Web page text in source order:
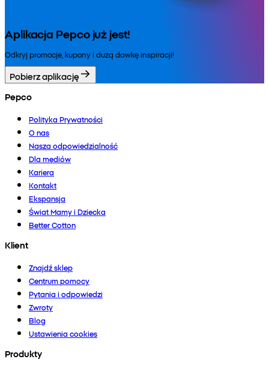
Aplikacja Pepco już jest!
Odkryj promocje, kupony i dużą dawkę inspiracji!
Pobierz aplikację
Pepco
Polityka Prywatności
O nas
Nasza odpowiedzialność
Dla mediów
Kariera
Kontakt
Ekspansja
Świat Mamy i Dziecka
Better Cotton
Klient
Znajdź sklep
Centrum pomocy
Pytania i odpowiedzi
Zwroty
Blog
Ustawienia cookies
Produkty